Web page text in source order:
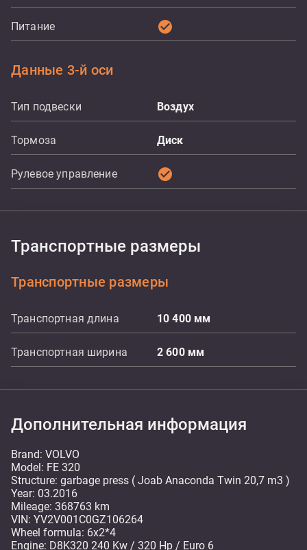
Питание check_circle
Данные 3-й оси
Тип подвески Воздух
Тормоза Диск
Рулевое управление check_circle
Транспортные размеры
Транспортные размеры
Транспортная длина 10 400 мм
Транспортная ширина 2 600 мм
Дополнительная информация
Brand: VOLVO
Model: FE 320
Structure: garbage press ( Joab Anaconda Twin 20,7 m3 )
Year: 03.2016
Mileage: 368763 km
VIN: YV2V001C0GZ106264
Wheel formula: 6x2*4
Engine: D8K320 240 Kw / 320 Hp / Euro 6